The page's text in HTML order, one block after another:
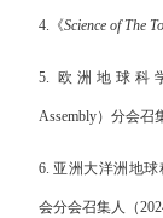
4. 《Science of The
5. 欧洲地球科学
Assembly）分会召
6. 亚洲大洋洲地
会分会召集人 （